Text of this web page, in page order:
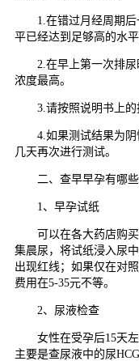
1.在错过月经周期后
平已经达到足够高的水平
2.在早上第一次排尿
浓度最高。
3.请按照说明书上的
4.如果测试结果为阴
几天再次进行测试。
二、查早早孕有哪些
1、早孕试纸
可以在各大药店购买
集晨尿，将试纸浸入尿
出现红线；如果仅在对
费用在5-35元不等。
2、尿液检查
女性在受孕后15天左
主要是查尿液中的尿